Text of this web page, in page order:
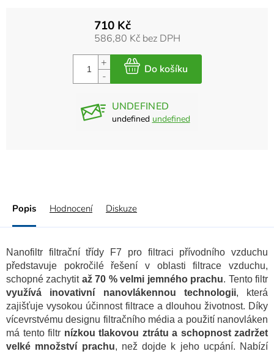
710 Kč
586,80 Kč bez DPH
UNDEFINED
undefined undefined
Popis Hodnocení Diskuze
Nanofiltr filtrační třídy F7 pro filtraci přívodního vzduchu
představuje pokročilé řešení v oblasti filtrace vzduchu,
schopné zachytit až 70 % velmi jemného prachu. Tento filtr
využívá inovativní nanovlákennou technologii, která
zajišťuje vysokou účinnost filtrace a dlouhou životnost. Díky
vícevrstvému designu filtračního média a použití nanovláken
má tento filtr nízkou tlakovou ztrátu a schopnost zadržet
velké množství prachu, než dojde k jeho ucpání. Nabízí